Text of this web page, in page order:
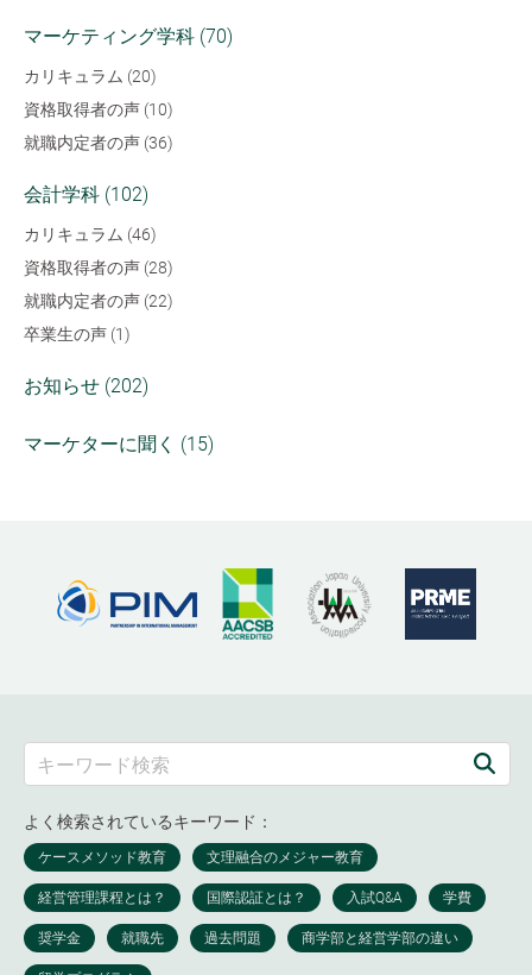
マーケティング学科 (70)
カリキュラム (20)
資格取得者の声 (10)
就職内定者の声 (36)
会計学科 (102)
カリキュラム (46)
資格取得者の声 (28)
就職内定者の声 (22)
卒業生の声 (1)
お知らせ (202)
マーケターに聞く (15)
よく検索されているキーワード：